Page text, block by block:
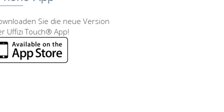
Sie die neue Version
Uffizi Touch® App!